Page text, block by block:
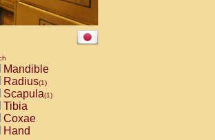
Mandible
Radius(1)
Scapula(1)
Tibia
Coxae
Hand